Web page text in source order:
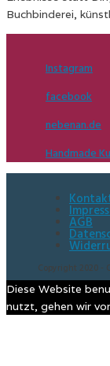
Buchbinderei,
Instagram
facebook
nebenan.de
Handmade
AGB
Copyright 2020 -
Diese Website
nutzt, gehen wir